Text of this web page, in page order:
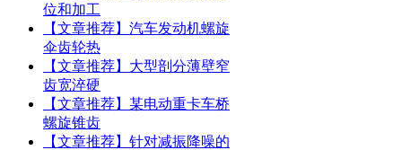
位和加工
【文章推荐】汽车发动机螺旋
伞齿轮热
【文章推荐】大型剖分薄壁窄
齿宽淬硬
【文章推荐】某电动重卡车桥
螺旋锥齿
【文章推荐】针对减振降噪的